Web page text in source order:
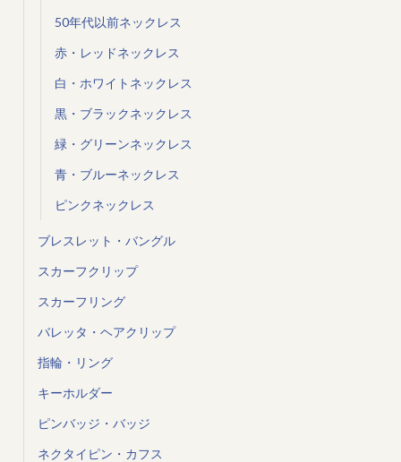
50年代以前ネックレス
赤・レッドネックレス
白・ホワイトネックレス
黒・ブラックネックレス
緑・グリーンネックレス
青・ブルーネックレス
ピンクネックレス
ブレスレット・バングル
スカーフクリップ
スカーフリング
バレッタ・ヘアクリップ
指輪・リング
キーホルダー
ピンバッジ・バッジ
ネクタイピン・カフス